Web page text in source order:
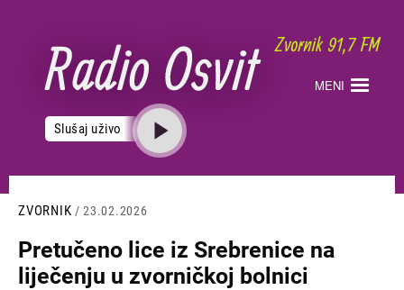
sadržaj
MENI
Slušaj uživo
ZVORNIK / 23.02.2026
Pretučeno lice iz Srebrenice na
liječenju u zvorničkoj bolnici